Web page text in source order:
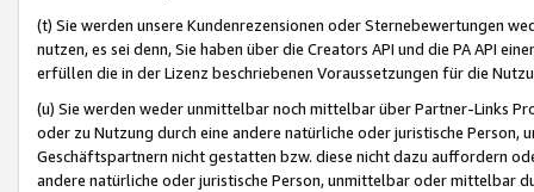
(t) Sie werden unsere Kundenrezensionen oder Sternebewertungen
nutzen, es sei denn, Sie haben über die Creators API und die PA API
erfüllen die in der Lizenz beschriebenen Voraussetzungen für die
(u) Sie werden weder unmittelbar noch mittelbar über Partner-Links
oder zu Nutzung durch eine andere natürliche oder juristische
Geschäftspartnern nicht gestatten bzw. diese nicht dazu auffordern
andere natürliche oder juristische Person, unmittelbar oder mittelbar